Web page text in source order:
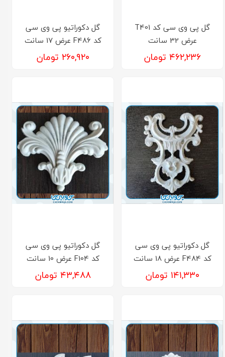
گل پی وی سی کد T401
عرض 32 سانت
۴۶۲,۲۳۶ تومان
گل دکوراتیو پی وی سی
کد F486 عرض 17 سانت
۲۶۰,۹۲۰ تومان
گل دکوراتیو پی وی سی
کد F484 عرض 18 سانت
۱۴۱,۳۳۰ تومان
گل دکوراتیو پی وی سی
کد F104 عرض 10 سانت
۴۳,۴۸۸ تومان